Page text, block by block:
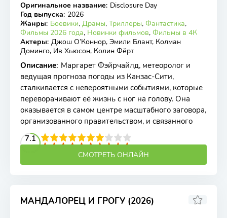
WEB-DL
Оригинальное название: Disclosure Day
Год выпуска: 2026
Жанры: Боевики, Драмы, Триллеры, Фантастика,
Фильмы 2026 года, Новинки фильмов, Фильмы в 4К
Актеры: Джош О’Коннор, Эмили Блант, Колман
Доминго, Ив Хьюсон, Колин Фёрт
Описание: Маргарет Фэйрчайлд, метеоролог и
ведущая прогноза погоды из Канзас-Сити,
сталкивается с невероятными событиями, которые
переворачивают её жизнь с ног на голову. Она
оказывается в самом центре масштабного заговора,
организованного правительством, и связанного
7.1
4 5 6 7 8 9 10
СМОТРЕТЬ ОНЛАЙН
МАНДАЛОРЕЦ И ГРОГУ (2026)
7.16 7